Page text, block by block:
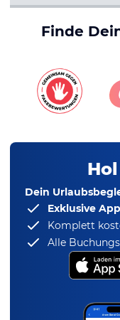
Finde
Dein
Exklusive
Komplett
Alle